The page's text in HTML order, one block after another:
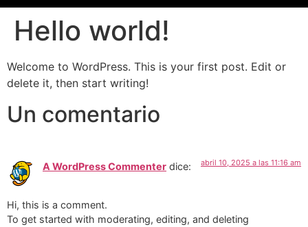
Hello world!
Welcome to WordPress. This is your first post. Edit or
delete it, then start writing!
Un comentario
A WordPress Commenter dice: abril 10, 2025 a las 11:16 am
Hi, this is a comment.
To get started with moderating, editing, and deleting